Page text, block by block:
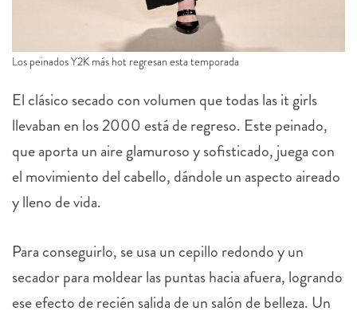
Los peinados Y2K más hot regresan esta temporada
El clásico secado con volumen que todas las it girls
llevaban en los 2000 está de regreso. Este peinado,
que aporta un aire glamuroso y sofisticado, juega con
el movimiento del cabello, dándole un aspecto aireado
y lleno de vida.
Para conseguirlo, se usa un cepillo redondo y un
secador para moldear las puntas hacia afuera, logrando
ese efecto de recién salida de un salón de belleza. Un